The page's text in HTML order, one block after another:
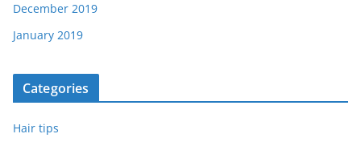
December 2019
January 2019
Categories
Hair tips